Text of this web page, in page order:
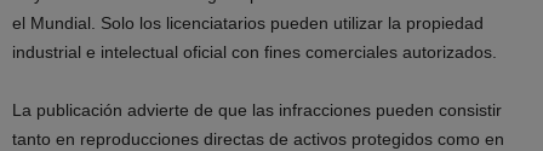
el Mundial. Solo los licenciatarios pueden utilizar la propiedad
industrial e intelectual oficial con fines comerciales autorizados.
La publicación advierte de que las infracciones pueden consistir
tanto en reproducciones directas de activos protegidos como en